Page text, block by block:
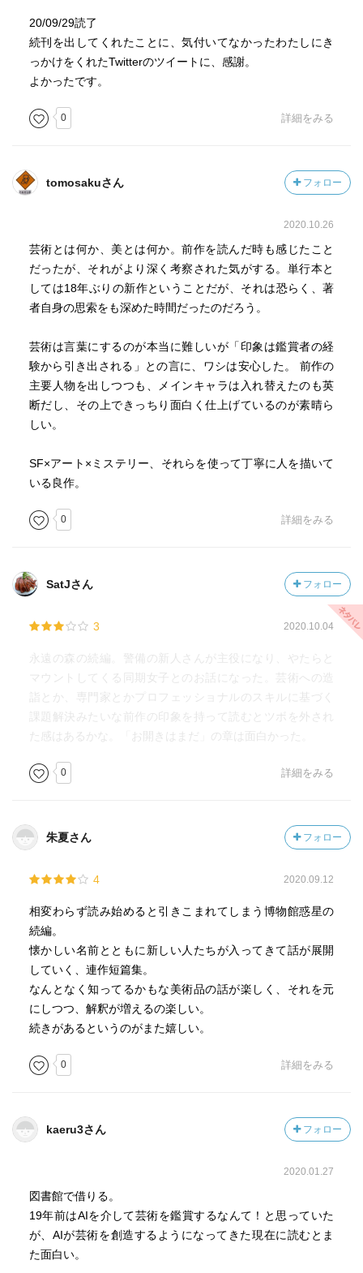
20/09/29読了
続刊を出してくれたことに、気付いてなかったわたしにき
っかけをくれたTwitterのツイートに、感謝。
よかったです。
0 詳細をみる
tomosakuさん フォロー
2020.10.26
芸術とは何か、美とは何か。前作を読んだ時も感じたこと
だったが、それがより深く考察された気がする。単行本と
しては18年ぶりの新作ということだが、それは恐らく、著
者自身の思索をも深めた時間だったのだろう。
芸術は言葉にするのが本当に難しいが「印象は鑑賞者の経
験から引き出される」との言に、ワシは安心した。 前作の
主要人物を出しつつも、メインキャラは入れ替えたのも英
断だし、その上できっちり面白く仕上げているのが素晴ら
しい。
SF×アート×ミステリー、それらを使って丁寧に人を描いて
いる良作。
0 詳細をみる
SatJさん フォロー
3 2020.10.04
永遠の森の続編。警備の新人さんが主役になり、やたらと
マウントしてくる同期女子とのお話になった。芸術への造
詣とか、専門家とかプロフェッショナルのスキルに基づく
課題解決みたいな前作の印象を持って読むとツボを外され
た感はあるかな。「お開きはまだ」の章は面白かった。
0 詳細をみる
朱夏さん フォロー
4 2020.09.12
相変わらず読み始めると引きこまれてしまう博物館惑星の
続編。
懐かしい名前とともに新しい人たちが入ってきて話が展開
していく、連作短篇集。
なんとなく知ってるかもな美術品の話が楽しく、それを元
にしつつ、解釈が増えるの楽しい。
続きがあるというのがまた嬉しい。
0 詳細をみる
kaeru3さん フォロー
2020.01.27
図書館で借りる。
19年前はAIを介して芸術を鑑賞するなんて！と思っていた
が、AIが芸術を創造するようになってきた現在に読むとま
た面白い。